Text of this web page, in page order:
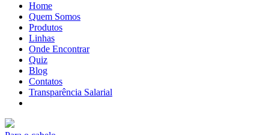
Home
Quem Somos
Produtos
Linhas
Onde Encontrar
Quiz
Blog
Contatos
Transparência Salarial